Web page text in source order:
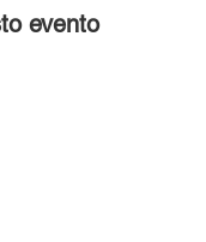
evento